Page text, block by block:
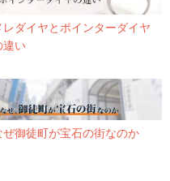
レダイヤとポインターダイヤ
違い
ぜ御徒町が宝石の街なのか